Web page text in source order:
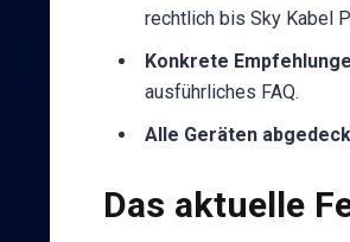
rechtlich bis Sky Kabel
Konkrete
ausführliches FAQ.
Alle Geräten
Das aktuelle